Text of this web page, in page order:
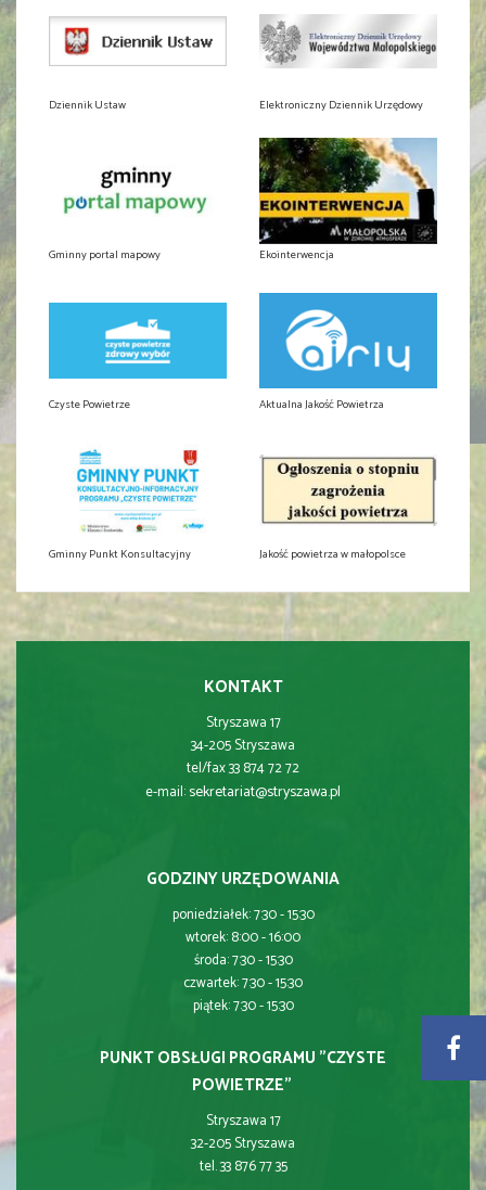
Dziennik Ustaw Elektroniczny Dziennik Urzędowy
Gminny portal mapowy Ekointerwencja
Czyste Powietrze Aktualna Jakość Powietrza
Gminny Punkt Konsultacyjny Jakość powietrza w małopolsce
KONTAKT
Stryszawa 17
34-205 Stryszawa
tel/fax 33 874 72 72
e-mail:sekretariat@stryszawa.pl
GODZINY URZĘDOWANIA
poniedziałek: 7:30 - 15:30
wtorek: 8:00 - 16:00
środa: 7:30 - 15:30
czwartek: 7:30 - 15:30
piątek: 7:30 - 15:30
PUNKT OBSŁUGI PROGRAMU "CZYSTE
POWIETRZE"
Stryszawa 17
32-205 Stryszawa
tel. 33 876 77 35